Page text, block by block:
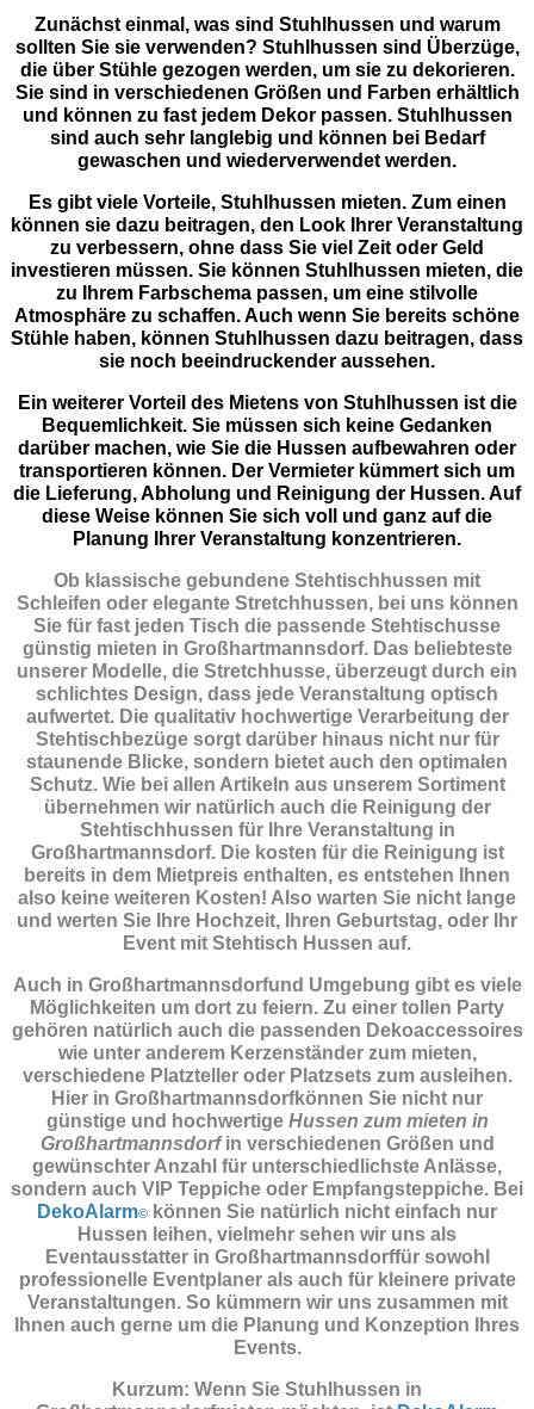
Zunächst einmal, was sind Stuhlhussen und warum
sollten Sie sie verwenden? Stuhlhussen sind Überzüge,
die über Stühle gezogen werden, um sie zu dekorieren.
Sie sind in verschiedenen Größen und Farben erhältlich
und können zu fast jedem Dekor passen. Stuhlhussen
sind auch sehr langlebig und können bei Bedarf
gewaschen und wiederverwendet werden.
Es gibt viele Vorteile, Stuhlhussen mieten. Zum einen
können sie dazu beitragen, den Look Ihrer Veranstaltung
zu verbessern, ohne dass Sie viel Zeit oder Geld
investieren müssen. Sie können Stuhlhussen mieten, die
zu Ihrem Farbschema passen, um eine stilvolle
Atmosphäre zu schaffen. Auch wenn Sie bereits schöne
Stühle haben, können Stuhlhussen dazu beitragen, dass
sie noch beeindruckender aussehen.
Ein weiterer Vorteil des Mietens von Stuhlhussen ist die
Bequemlichkeit. Sie müssen sich keine Gedanken
darüber machen, wie Sie die Hussen aufbewahren oder
transportieren können. Der Vermieter kümmert sich um
die Lieferung, Abholung und Reinigung der Hussen. Auf
diese Weise können Sie sich voll und ganz auf die
Planung Ihrer Veranstaltung konzentrieren.
Ob klassische gebundene Stehtischhussen mit
Schleifen oder elegante Stretchhussen, bei uns können
Sie für fast jeden Tisch die passende Stehtischusse
günstig mieten in Großhartmannsdorf. Das beliebteste
unserer Modelle, die Stretchhusse, überzeugt durch ein
schlichtes Design, dass jede Veranstaltung optisch
aufwertet. Die qualitativ hochwertige Verarbeitung der
Stehtischbezüge sorgt darüber hinaus nicht nur für
staunende Blicke, sondern bietet auch den optimalen
Schutz. Wie bei allen Artikeln aus unserem Sortiment
übernehmen wir natürlich auch die Reinigung der
Stehtischhussen für Ihre Veranstaltung in
Großhartmannsdorf. Die kosten für die Reinigung ist
bereits in dem Mietpreis enthalten, es entstehen Ihnen
also keine weiteren Kosten! Also warten Sie nicht lange
und werten Sie Ihre Hochzeit, Ihren Geburtstag, oder Ihr
Event mit Stehtisch Hussen auf.
Auch in Großhartmannsdorfund Umgebung gibt es viele
Möglichkeiten um dort zu feiern. Zu einer tollen Party
gehören natürlich auch die passenden Dekoaccessoires
wie unter anderem Kerzenständer zum mieten,
verschiedene Platzteller oder Platzsets zum ausleihen.
Hier in Großhartmannsdorfkönnen Sie nicht nur
günstige und hochwertige Hussen zum mieten in
Großhartmannsdorfin verschiedenen Größen und
gewünschter Anzahl für unterschiedlichste Anlässe,
sondern auch VIP Teppiche oder Empfangsteppiche. Bei
DekoAlarm© können Sie natürlich nicht einfach nur
Hussen leihen, vielmehr sehen wir uns als
Eventausstatter in Großhartmannsdorffür sowohl
professionelle Eventplaner als auch für kleinere private
Veranstaltungen. So kümmern wir uns zusammen mit
Ihnen auch gerne um die Planung und Konzeption Ihres
Events.
Kurzum: Wenn Sie Stuhlhussen in